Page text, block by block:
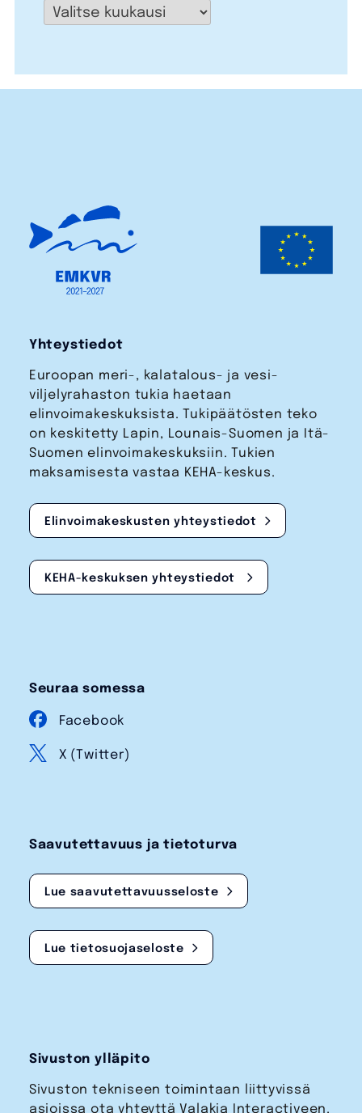
Arkistot
Yhteystiedot
Euroopan meri-, kalatalous- ja vesi­
viljelyrahaston tukia haetaan
elinvoimakeskuksista. Tukipäätösten teko
on keskitetty Lapin, Lounais-Suomen ja Itä-
Suomen elinvoimakeskuksiin. Tukien
maksamisesta vastaa KEHA-keskus.
Elinvoimakeskusten yhteystiedot
KEHA-keskuksen yhteystiedot
Seuraa somessa
Facebook
X (Twitter)
Saavutettavuus ja tietoturva
Lue saavutettavuusseloste
Lue tietosuojaseloste
Sivuston ylläpito
Sivuston tekniseen toimintaan liittyvissä
asioissa ota yhteyttä Valakia Interactiveen.